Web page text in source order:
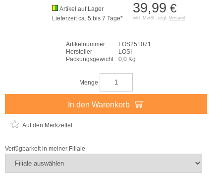
39,99 €
inkl. MwSt. zzgl. Versand
Artikel auf Lager
Lieferzeit ca. 5 bis 7 Tage*
Artikelnummer
LOS251071
Hersteller
LOSI
Packungsgewicht
0,0 Kg
Menge
In den Warenkorb
Auf den Merkzettel
Verfügbarkeit in meiner Filiale